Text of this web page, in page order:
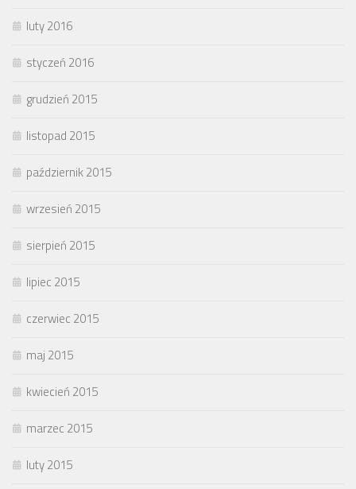
luty 2016
styczeń 2016
grudzień 2015
listopad 2015
październik 2015
wrzesień 2015
sierpień 2015
lipiec 2015
czerwiec 2015
maj 2015
kwiecień 2015
marzec 2015
luty 2015